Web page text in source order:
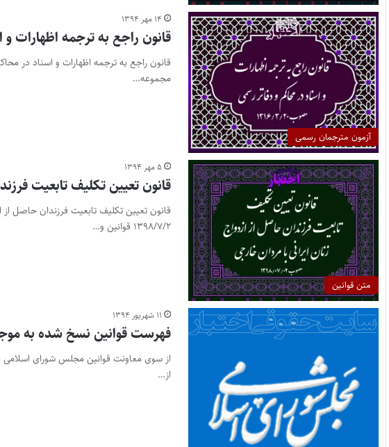
آزمون مترجمان رسمی
۱۴ مهر ۱۳۹۴
قانون راجع به ترجمه اظهارات
مجموعه…
متن قوانین
۵ مهر ۱۳۹۴
قانون تعیین تکلیف تابعیت
۱۳۹۸/۷/۲ قوانین و…
۱۱ شهریور ۱۳۹۴
فهرست قوانین نسخ شده به
از سوی معاونت قوانین مجلس شورای
از…